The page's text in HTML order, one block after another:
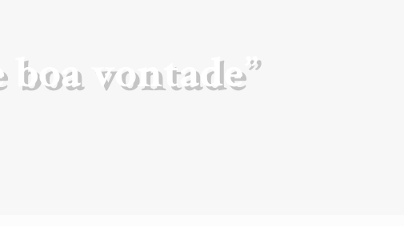
boa vontade”